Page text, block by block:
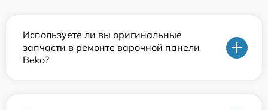
Используете ли вы оригинальные
запчасти в ремонте варочной панели
Beko?